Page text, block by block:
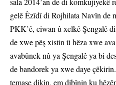
gelê Êzîdî di Rojhilata Navîn de
PKK’ê, ciwan û xelkê Şengalê
de xwe pêş xistin û hêza xwe
avabûnek nû ya Şengalê ya bi
de bandorek ya xwe daye
temaşe dikin, em dibînin ku